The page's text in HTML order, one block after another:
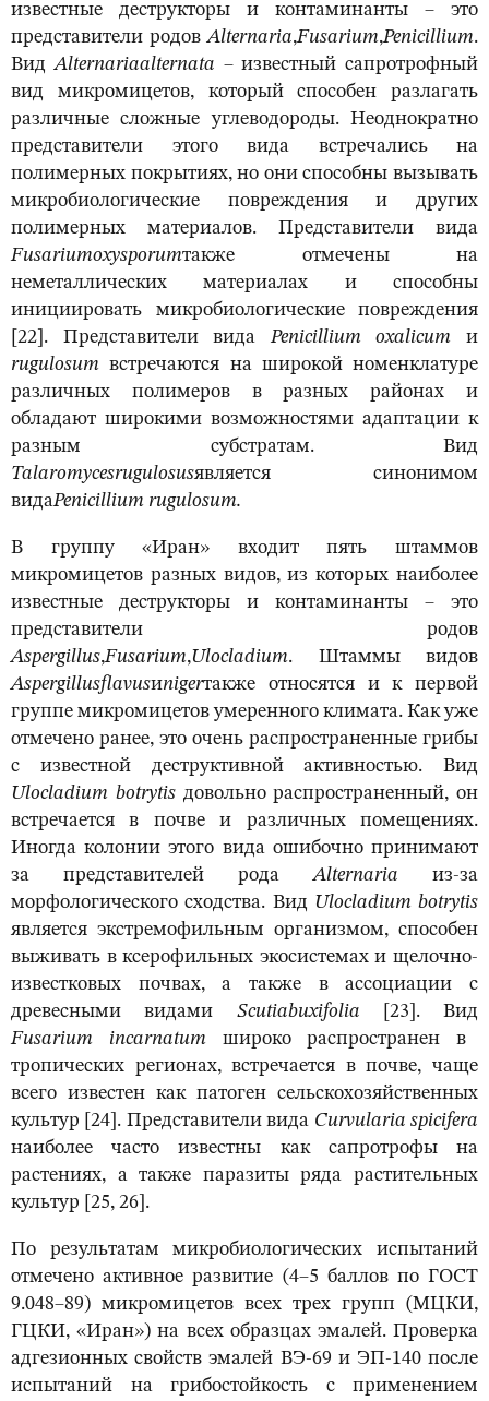
известные деструкторы и контаминанты – это
представители родовAlternaria,Fusarium,Penicillium.
ВидAlternariaalternata – известный сапротрофный
вид микромицетов, который способен разлагать
различные сложные углеводороды. Неоднократно
представители этого вида встречались на
полимерных покрытиях, но они способны вызывать
микробиологические повреждения и других
полимерных материалов. Представители вида
Fusariumoxysporumтакже отмечены на
неметаллических материалах и способны
инициировать микробиологические повреждения
[22]. Представители вида Penicillium oxalicumи
rugulosum встречаются на широкой номенклатуре
различных полимеров в разных районах и
обладают широкими возможностями адаптации к
разным субстратам. Вид
Talaromycesrugulosusявляется синонимом
видаPenicillium rugulosum.
В группу «Иран» входит пять штаммов
микромицетов разных видов, из которых наиболее
известные деструкторы и контаминанты – это
представители родов
Aspergillus,Fusarium,Ulocladium. Штаммы видов
Aspergillusflavusиnigerтакже относятся и к первой
группе микромицетов умеренного климата. Как уже
отмечено ранее, это очень распространенные грибы
с известной деструктивной активностью. Вид
Ulocladium botrytis довольно распространенный, он
встречается в почве и различных помещениях.
Иногда колонии этого вида ошибочно принимают
за представителей родаAlternaria из-за
морфологического сходства. Вид Ulocladium botrytis
является экстремофильным организмом, способен
выживать в ксерофильных экосистемах и щелочно-
известковых почвах, а также в ассоциации с
древесными видами Scutiabuxifolia [23]. Вид
Fusarium incarnatum широко распространен в
тропических регионах, встречается в почве, чаще
всего известен как патоген сельскохозяйственных
культур [24]. Представители вида Curvularia spicifera
наиболее часто известны как сапротрофы на
растениях, а также паразиты ряда растительных
культур [25, 26].
По результатам микробиологических испытаний
отмечено активное развитие (4‒5 баллов по ГОСТ
9.048‒89) микромицетов всех трех групп (МЦКИ,
ГЦКИ, «Иран») на всех образцах эмалей. Проверка
адгезионных свойств эмалей ВЭ-69 и ЭП-140 после
испытаний на грибостойкость с применением